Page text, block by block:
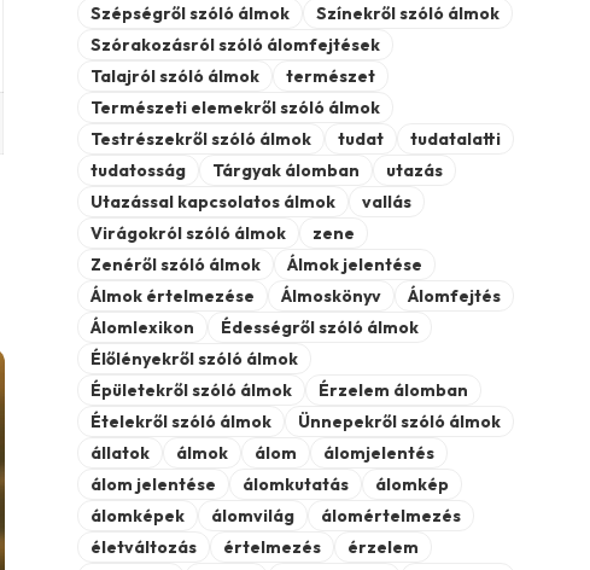
Szépségről szóló álmok
Színekről szóló álmok
Szórakozásról szóló álomfejtések
Talajról szóló álmok
természet
Természeti elemekről szóló álmok
Testrészekről szóló álmok
tudat
tudatalatti
tudatosság
Tárgyak álomban
utazás
Utazással kapcsolatos álmok
vallás
Virágokról szóló álmok
zene
Zenéről szóló álmok
Álmok jelentése
Álmok értelmezése
Álmoskönyv
Álomfejtés
Álomlexikon
Édességről szóló álmok
Élőlényekről szóló álmok
Épületekről szóló álmok
Érzelem álomban
Ételekről szóló álmok
Ünnepekről szóló álmok
állatok
álmok álom
álomjelentés
álom jelentése
álomkutatás
álomkép
álomképek
álomvilág
álomértelmezés
életváltozás
értelmezés
érzelem